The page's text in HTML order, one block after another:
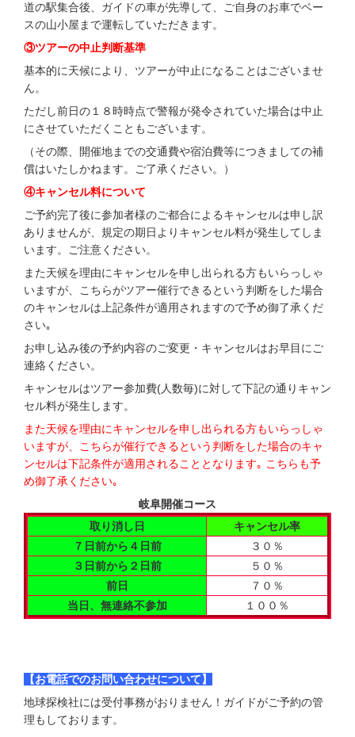
道の駅集合後、ガイドの車が先導して、ご自身のお車でベー
スの山小屋まで運転していただきます。
③ツアーの中止判断基準
基本的に天候により、ツアーが中止になることはございませ
ん。
ただし前日の１８時時点で警報が発令されていた場合は中止
にさせていただくこともございます。
（その際、開催地までの交通費や宿泊費等につきましての補
償はいたしかねます。ご了承ください。）
④キャンセル料について
ご予約完了後に参加者様のご都合によるキャンセルは申し訳
ありませんが、規定の期日よりキャンセル料が発生してしま
います。ご注意ください。
また天候を理由にキャンセルを申し出られる方もいらっしゃ
いますが、こちらがツアー催行できるという判断をした場合
のキャンセルは上記条件が適用されますので予め御了承くだ
さい｡
お申し込み後の予約内容のご変更・キャンセルはお早目にご
連絡ください。
キャンセルはツアー参加費(人数毎)に対して下記の通りキャン
セル料が発生します。
また天候を理由にキャンセルを申し出られる方もいらっしゃ
いますが、こちらが催行できるという判断をした場合のキャ
ンセルは下記条件が適用されることとなります｡ こちらも予
め御了承ください｡
岐阜開催コース
取り消し日
キャンセル率
７日前から４日前
３０％
３日前から２日前
５０％
前日
７０％
当日、無連絡不参加
１００％
【お電話でのお問い合わせについて】
地球探検社には受付事務がおりません！ガイドがご予約の管
理もしております。